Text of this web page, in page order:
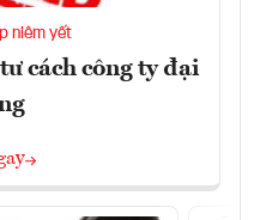
niêm yết
cách công ty đại